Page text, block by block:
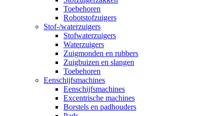
Toebehoren
Robotstofzuigers
Stof-/waterzuigers
Stofwaterzuigers
Waterzuigers
Zuigmonden en rubbers
Zuigbuizen en slangen
Toebehoren
Eenschijfsmachines
Eenschijfsmachines
Excentrische machines
Borstels en padhouders